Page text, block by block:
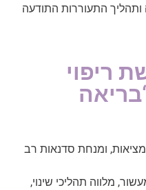
התעוררות התודעה
ריפוי
מציאות, ומנחת סדנאות רב
מלווה תהליכי שינוי,